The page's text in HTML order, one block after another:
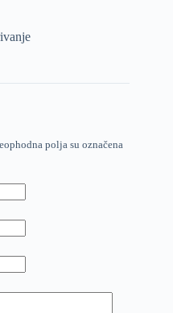
polja su označena